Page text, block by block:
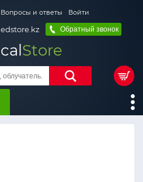
Вопросы и ответы Войти
Обратный звонок
Store